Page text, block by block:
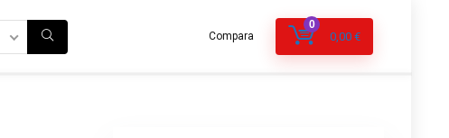
Compara
0
0,00 €